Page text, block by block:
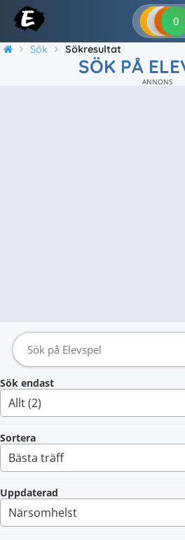
0 0 0
Sök Sökresultat
SÖK PÅ
ANNONS
Sök endast
Sortera
Uppdaterad